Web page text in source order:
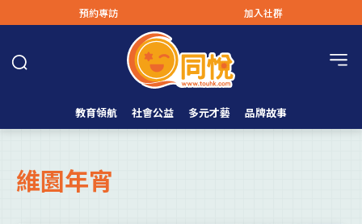
預約專訪 加入社群
教育領航 社會公益 多元才藝 品牌故事
維園年宵